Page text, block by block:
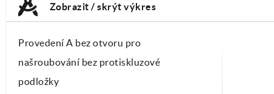
Zobrazit / skrýt výkres
Provedení A bez otvoru pro
našroubování bez protiskluzové
podložky